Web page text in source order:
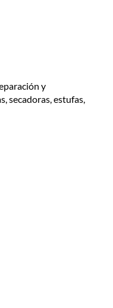
y
secadoras, estufas,